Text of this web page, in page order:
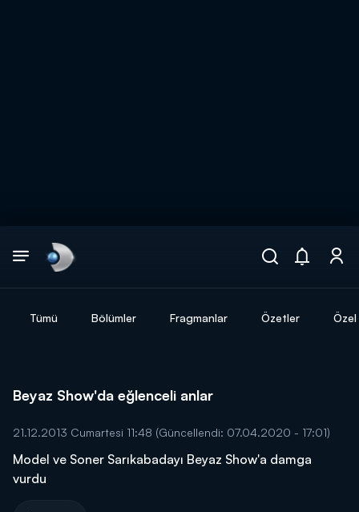
Tümü Bölümler Fragmanlar Özetler
Beyaz Show'da eğlenceli anlar
21.12.2013 Cumartesi 11:48 (Güncellendi: 07.04.2020 - 17:01)
Model ve Soner Sarıkabadayı Beyaz Show'a damga
vurdu